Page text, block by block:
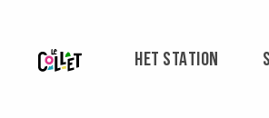
contenu
principal
HET STATION